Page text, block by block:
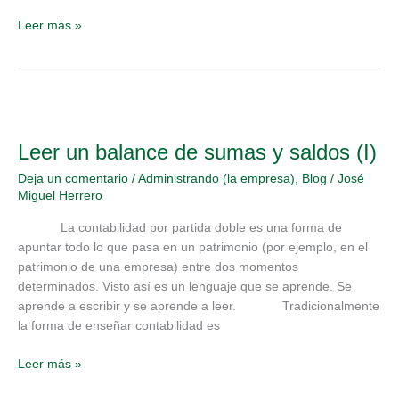
Leer más »
Leer un balance de sumas y saldos (I)
Deja un comentario / Administrando (la empresa) Blog / José
Miguel Herrero
La contabilidad por partida doble es una forma de
apuntar todo lo que pasa en un patrimonio (por ejemplo, en el
patrimonio de una empresa) entre dos momentos
determinados. Visto así es un lenguaje que se aprende. Se
aprende a escribir y se aprende a leer. Tradicionalmente
la forma de enseñar contabilidad es
balance
sumas
(I)
Leer más »